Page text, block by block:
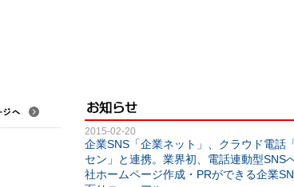
2015-02-20
企業SNS「企業ネット」、クラウド電話
セン」と連携。業界初、電話連動型SNS
社ホームページ作成・PRができる企業